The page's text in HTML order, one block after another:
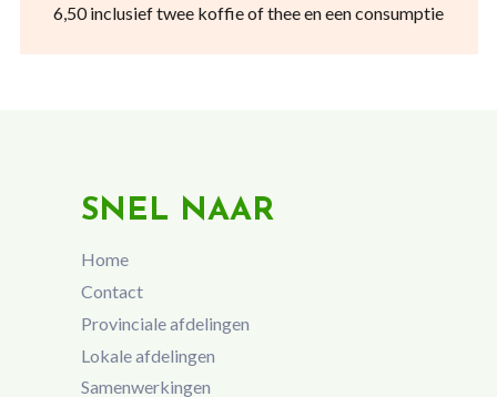
6,50 inclusief twee koffie of thee en een consumptie
SNEL NAAR
Home
Contact
Provinciale afdelingen
Lokale afdelingen
Samenwerkingen